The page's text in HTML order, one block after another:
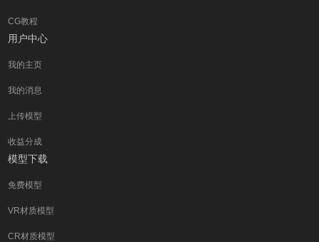
CG教程
用户中心
我的主页
我的消息
上传模型
收益分成
模型下载
免费模型
VR材质模型
CR材质模型